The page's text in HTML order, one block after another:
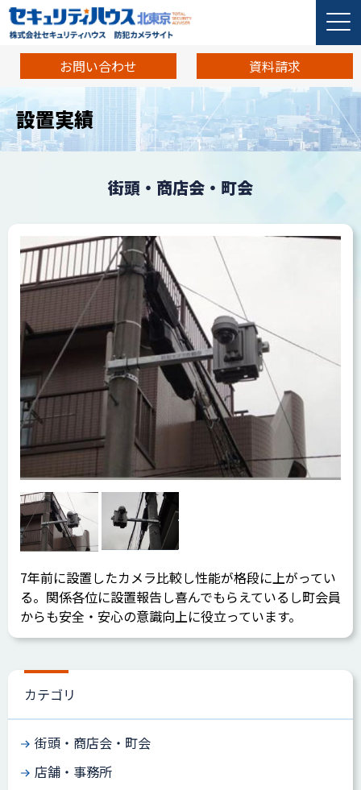
お問い合わせ 資料請求
設置実績
街頭・商店会・町会
7年前に設置したカメラ比較し性能が格段に上がってい
る。関係各位に設置報告し喜んでもらえているし町会員
からも安全・安心の意識向上に役立っています。
カテゴリ
街頭・商店会・町会
店舗・事務所